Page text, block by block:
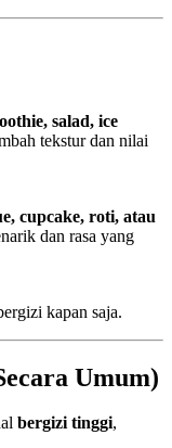
salad, ice
tekstur dan nilai
cupcake, roti, atau
dan rasa yang
kapan saja.
Umum)
bergizi tinggi,